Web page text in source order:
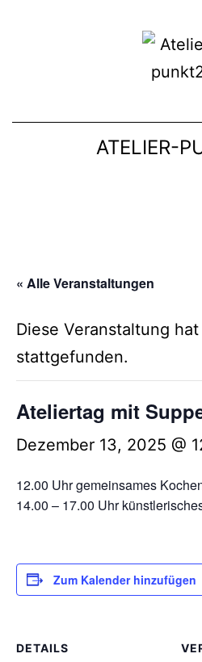
ATELIER-
« Alle Veranstaltungen
Diese Veranstaltung
stattgefunden.
Ateliertag mit
Dezember 13, 2025 @
12.00 Uhr gemeinsames
14.00 – 17.00 Uhr
Zum Kalender hinzufügen
DETAILS